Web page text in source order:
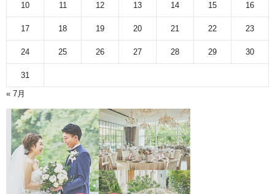
10 11 12 13 14 15 16
17 18 19 20 21 22 23
24 25 26 27 28 29 30
31
« 7月